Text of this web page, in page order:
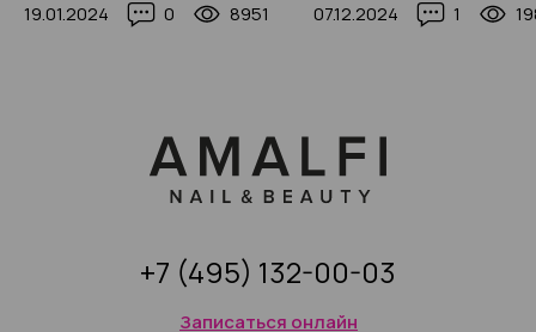
показания, фото-примеры
19.01.2024 0 8951 07.12.2024 1
Записаться онлайн
+7 (495) 132-00-03